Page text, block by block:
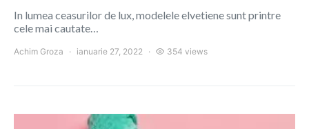
In lumea ceasurilor de lux, modelele elvetiene sunt printre
cele mai cautate…
Achim Groza ianuarie 27, 2022 354 views